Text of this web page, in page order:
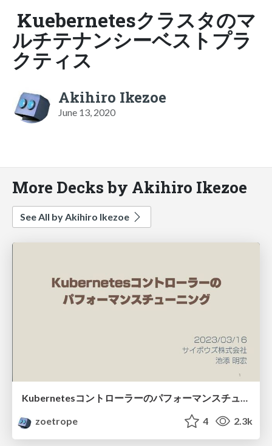
Kuebernetesクラスタのマ
ルチテナンシーベストプラ
クティス
Akihiro Ikezoe
June 13, 2020
More Decks by Akihiro Ikezoe
See All by Akihiro Ikezoe
Kubernetesコントローラーのパフォーマンスチューニング
zoetrope
4 2.3k